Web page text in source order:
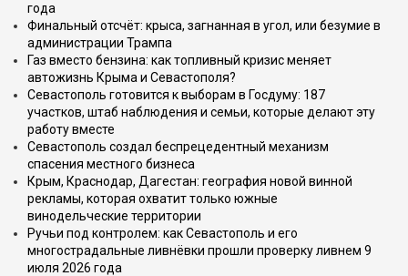
года
Финальный отсчёт: крыса, загнанная в угол, или безумие в
администрации Трампа
Газ вместо бензина: как топливный кризис меняет
автожизнь Крыма и Севастополя?
Севастополь готовится к выборам в Госдуму: 187
участков, штаб наблюдения и семьи, которые делают эту
работу вместе
Севастополь создал беспрецедентный механизм
спасения местного бизнеса
Крым, Краснодар, Дагестан: география новой винной
рекламы, которая охватит только южные
винодельческие территории
Ручьи под контролем: как Севастополь и его
многострадальные ливнёвки прошли проверку ливнем 9
июля 2026 года